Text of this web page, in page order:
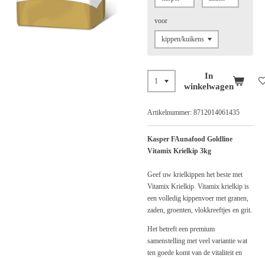
voor
In
winkelwagen
Artikelnummer: 8712014061435
Kasper FAunafood Goldline
Vitamix Krielkip 3kg
Geef uw krielkippen het beste met
Vitamix Krielkip. Vitamix krielkip is
een volledig kippenvoer met granen,
zaden, groenten, vlokkreeftjes en grit.
Het betreft een premium
samenstelling met veel variantie wat
ten goede komt van de vitaliteit en